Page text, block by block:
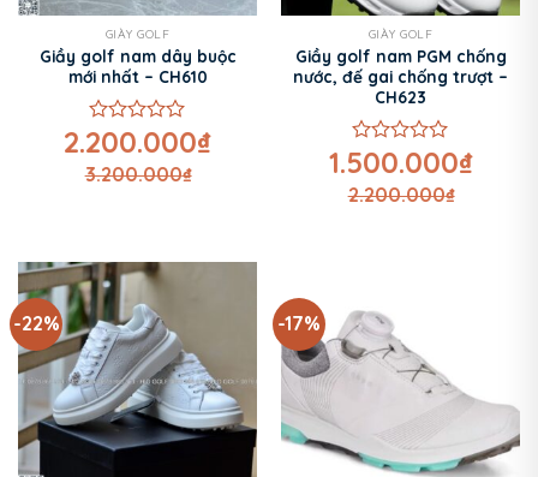
GIÀY GOLF
Giầy golf nam dây buộc
mới nhất – CH610
Được
xếp
hạng
2.200.000₫
3.200.000₫
GIÀY GOLF
Giầy golf nam PGM chống
nước, đế gai chống trượt –
CH623
Được
xếp
hạng
1.500.000₫
2.200.000₫
-22% -17%